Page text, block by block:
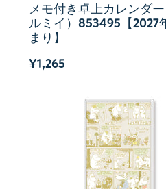
メモ付き卓上カレンダ
ルミイ）853495【2027
まり】
¥1,265